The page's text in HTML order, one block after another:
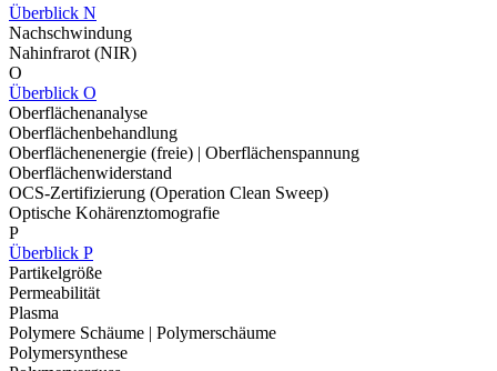
Überblick N
Nachschwindung
Nahinfrarot (NIR)
O
Überblick O
Oberflächenanalyse
Oberflächenbehandlung
Oberflächenenergie (freie) | Oberflächenspannung
Oberflächenwiderstand
OCS-Zertifizierung (Operation Clean Sweep)
Optische Kohärenztomografie
P
Überblick P
Partikelgröße
Permeabilität
Plasma
Polymere Schäume | Polymerschäume
Polymersynthese